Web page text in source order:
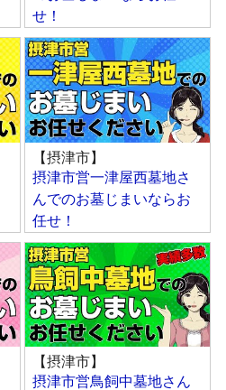
せ！
【摂津市】
摂津市営一津屋西墓地さ
んでのお墓じまいならお
任せ！
【摂津市】
摂津市営鳥飼中墓地さん